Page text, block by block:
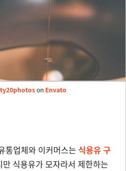
on Envato
통업체와 이커머스는 식용유 구
식용유가 모자라서 제한하는